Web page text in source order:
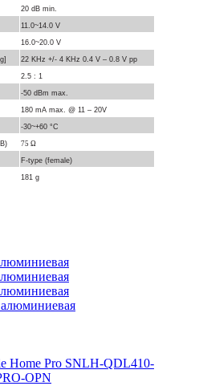
20 dB min.
11.0~14.0 V
16.0~20.0 V
22 KHz +/- 4 KHz 0.4 V – 0.8 V pp
2.5 : 1
-50 dBm max.
180 mA max. @ 11 – 20V
-30~+60 °C
75 Ω
F-type (female)
181 g
Home Pro SNLH-QDL410-
OPN